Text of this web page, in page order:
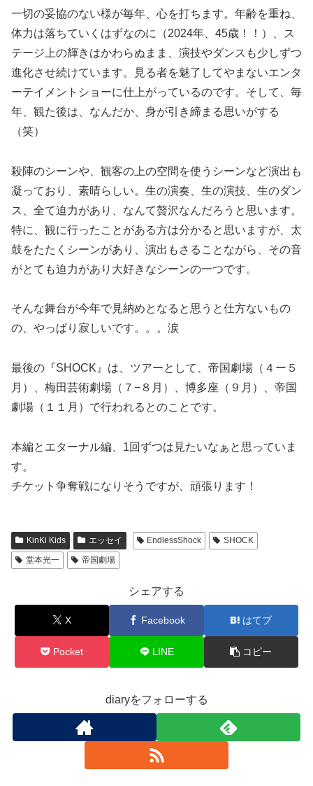
一切の妥協のない様が毎年、心を打ちます。年齢を重ね、
体力は落ちていくはずなのに（2024年、45歳！！）、ス
テージ上の輝きはかわらぬまま、演技やダンスも少しずつ
進化させ続けています。見る者を魅了してやまないエンタ
ーテイメントショーに仕上がっているのです。そして、毎
年、観た後は、なんだか、身が引き締まる思いがする
（笑）
殺陣のシーンや、観客の上の空間を使うシーンなど演出も
凝っており、素晴らしい。生の演奏、生の演技、生のダン
ス、全て迫力があり、なんて贅沢なんだろうと思います。
特に、観に行ったことがある方は分かると思いますが、太
鼓をたたくシーンがあり、演出もさることながら、その音
がとても迫力があり大好きなシーンの一つです。
そんな舞台が今年で見納めとなると思うと仕方ないもの
の、やっぱり寂しいです。。。涙
最後の『SHOCK』は、ツアーとして、帝国劇場（４ー５
月）、梅田芸術劇場（７−８月）、博多座（９月）、帝国
劇場（１１月）で行われるとのことです。
本編とエターナル編、1回ずつは見たいなぁと思っていま
す。
チケット争奪戦になりそうですが、頑張ります！
KinKi Kids エッセイ EndlessShock
SHOCK
堂本光一
帝国劇場
シェアする
X Facebook はてブ
Pocket LINE コピー
diaryをフォローする